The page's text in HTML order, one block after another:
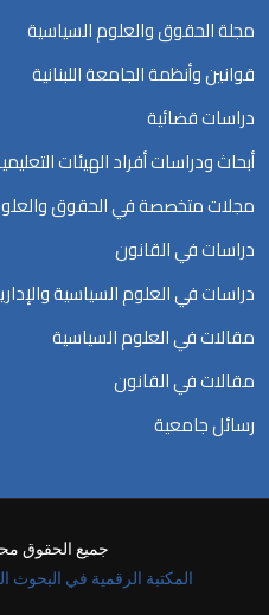
مجلة الحقوق والعلوم السياسية
قوانين وأنظمة الجامعة اللبنانية
دراسات قضائية
أبحاث ودراسات أفراد الهيئات
مجلات متخصصة في الحقوق
دراسات في القانون
دراسات في العلوم السياسية
مقالات في العلوم السياسية
مقالات في القانون
رسائل جامعية
جميع الحقوق
المكتبة الرقمية في البحوث